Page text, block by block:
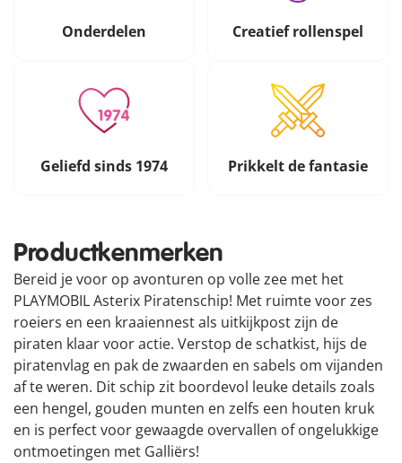
Onderdelen Creatief rollenspel
Geliefd sinds 1974 Prikkelt de fantasie
Productkenmerken
Bereid je voor op avonturen op volle zee met het
PLAYMOBIL Asterix Piratenschip! Met ruimte voor zes
roeiers en een kraaiennest als uitkijkpost zijn de
piraten klaar voor actie. Verstop de schatkist, hijs de
piratenvlag en pak de zwaarden en sabels om vijanden
af ​​te weren. Dit schip zit boordevol leuke details zoals
een hengel, gouden munten en zelfs een houten kruk
en is perfect voor gewaagde overvallen of ongelukkige
ontmoetingen met Galliërs!